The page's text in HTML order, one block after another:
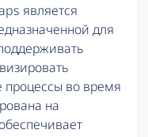
является
для
процессы во время
на